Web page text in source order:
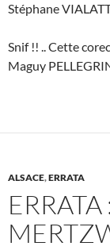
Stéphane
Snif !! .. Cette
Maguy
ALSACE,ERRATA